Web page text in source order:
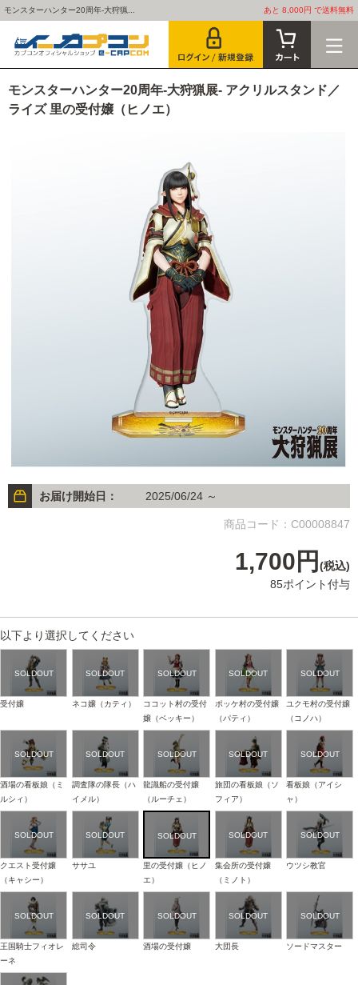
モンスターハンター20周年-大狩猟... あと 8,000円 で送料無料
モンスターハンター20周年-大狩猟展- アクリルスタンド／
ライズ 里の受付嬢（ヒノエ）
お届け開始日： 2025/06/24 ～
商品コード：C00008847
1,700円 (税込)
85ポイント付与
以下より選択してください
受付嬢 ネコ嬢（カティ）
ココット村の受付
嬢（ベッキー）
ポッケ村の受付嬢
（パティ）
ユクモ村の受付嬢
（コノハ）
酒場の看板娘（ミ
ルシィ）
調査隊の隊長（ハ
イメル）
龍識船の受付嬢
（ルーチェ）
旅団の看板娘（ソ
フィア）
看板娘（アイシ
ャ）
クエスト受付嬢
（キャシー）
ササユ
里の受付嬢（ヒノ
エ）
集会所の受付嬢
（ミノト）
ウツシ教官
王国騎士フィオレ
ーネ
総司令 酒場の受付嬢 大団長 ソードマスター